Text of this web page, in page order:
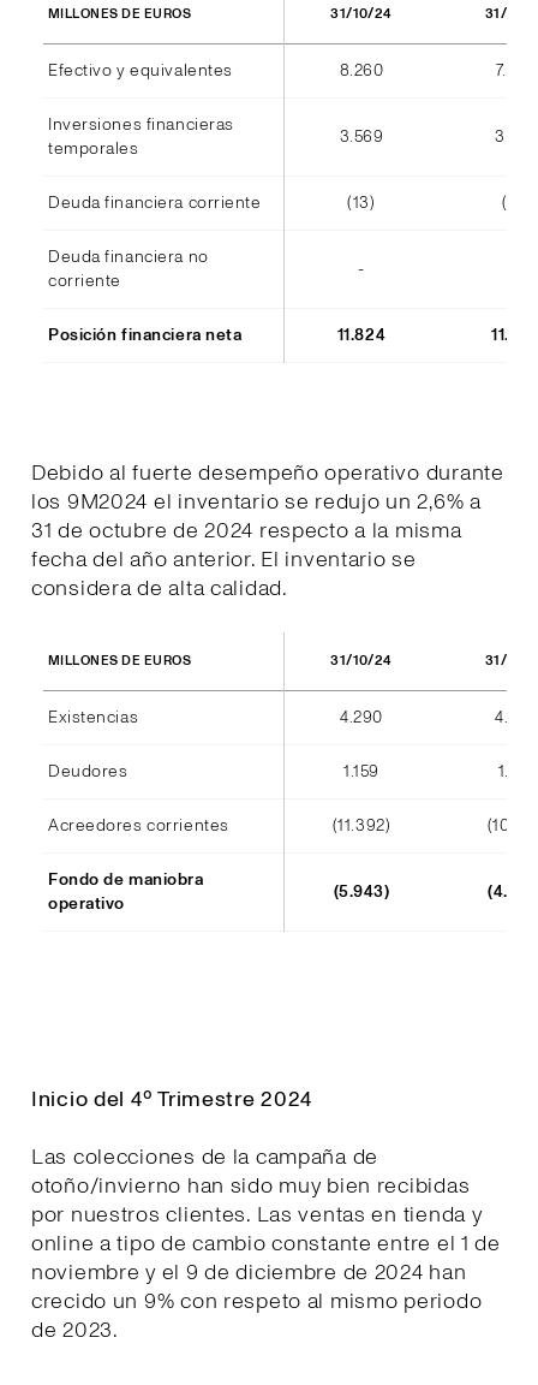
MILLONES DE EUROS 31/10/24 31/10/
Efectivo y equivalentes 8.260 7.940
Inversiones financieras
temporales
3.569 3.555
Deuda financiera corriente (13) (14)
Deuda financiera no
corriente
-
Posición financiera neta 11.824
Debido al fuerte desempeño operativo durante
los 9M2024 el inventario se redujo un 2,6% a
31 de octubre de 2024 respecto a la misma
fecha del año anterior. El inventario se
considera de alta calidad.
MILLONES DE EUROS 31/10/24 31/10/
Existencias 4.290 4.404
Deudores 1.159 1.184
Acreedores corrientes (11.392)
Fondo de maniobra
operativo
(5.943)
Inicio del 4º Trimestre 2024
Las colecciones de la campaña de
otoño/invierno han sido muy bien recibidas
por nuestros clientes. Las ventas en tienda y
online a tipo de cambio constante entre el 1 de
noviembre y el 9 de diciembre de 2024 han
crecido un 9% con respeto al mismo periodo
de 2023.